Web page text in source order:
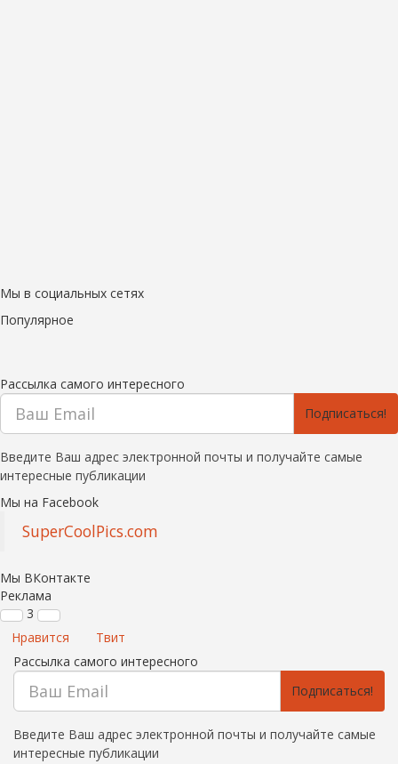
Мы в социальных сетях
Популярное
Рассылка самого интересного
Подписаться!
Введите Ваш адрес электронной почты и получайте самые
интересные публикации
Мы на Facebook
SuperCoolPics.com
Мы ВКонтакте
Реклама
3
Нравится
Твит
Рассылка самого интересного
Подписаться!
Введите Ваш адрес электронной почты и получайте самые
интересные публикации